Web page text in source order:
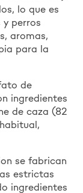
lo que es
perros
aromas,
para la
de
ingredientes
de caza (82
se fabrican
estrictas
ingredientes